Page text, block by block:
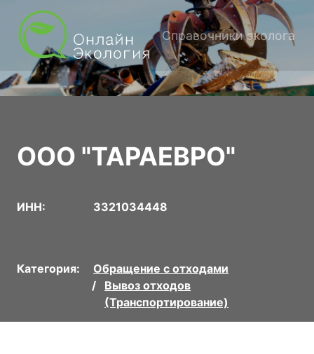
Справочники эколога
ООО "ТАРАЕВРО"
ИНН: 3321034448
Категория:
Обращение с отходами
Вывоз отходов
(Транспортирование)